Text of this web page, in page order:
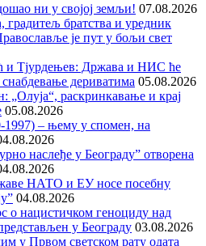
ни у својој земљи! 07.08.2026
братства и уредник
је пут у бољи свет
и Тјурдењев: Држава и НИС ће
дериватима 05.08.2026
раскринкавање и крај
05.08.2026
– њему у спомен, на
наслеђе у Београду” отворена
НАТО и ЕУ носе посебну
04.08.2026
о нацистичком геноциду над
у Београду 03.08.2026
у Првом светском рату одата